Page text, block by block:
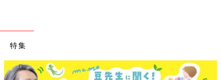
仁菜ちゃん4歳の検査入院で頭に脳波を測る電極をつけています。
仁菜ちゃんがけいれんを3〜4回繰り返した時点で、郁恵さんはネ
ットで調べて「ドラベ症候群」という病気の可能性に気づいたと
特集